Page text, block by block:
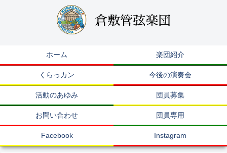
ホーム 楽団紹介
くらっカン 今後の演奏会
活動のあゆみ 団員募集
お問い合わせ 団員専用
Facebook Instagram